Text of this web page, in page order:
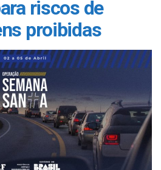
riscos de
proibidas